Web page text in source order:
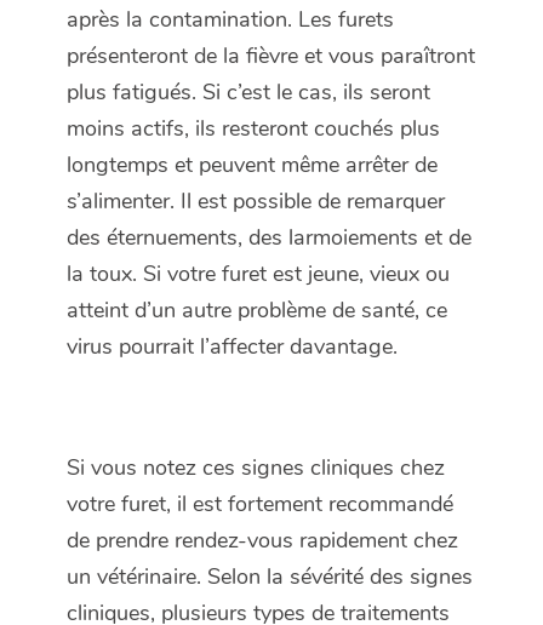
après la contamination. Les furets
présenteront de la fièvre et vous paraîtront
plus fatigués. Si c’est le cas, ils seront
moins actifs, ils resteront couchés plus
longtemps et peuvent même arrêter de
s’alimenter. Il est possible de remarquer
des éternuements, des larmoiements et de
la toux. Si votre furet est jeune, vieux ou
atteint d’un autre problème de santé, ce
virus pourrait l’affecter davantage.
Si vous notez ces signes cliniques chez
votre furet, il est fortement recommandé
de prendre rendez-vous rapidement chez
un vétérinaire. Selon la sévérité des signes
cliniques, plusieurs types de traitements